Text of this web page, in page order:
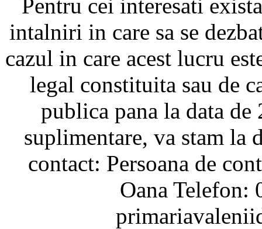
Pentru cei interesati
intalniri in care sa se
cazul in care acest lucru
legal constituita sau de
publica pana la data
suplimentare, va stam la
contact: Persoana de
Oana Telefon: